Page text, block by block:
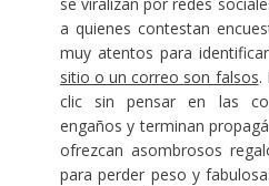
a quienes contestan
muy atentos para
sitio o un correo son falsos.
clic sin pensar en las
engaños y terminan
ofrezcan asombrosos
para perder peso y